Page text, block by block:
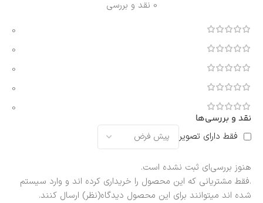
0 نقد و بررسی
0
0
0
0
0
نقد و بررسی‌ها
فقط دارای تصویر
هنوز بررسی‌ای ثبت نشده است.
.فقط مشتریانی که این محصول را خریداری کرده اند و وارد سیستم
شده اند میتوانند برای این محصول دیدگاه(نظر) ارسال کنند.